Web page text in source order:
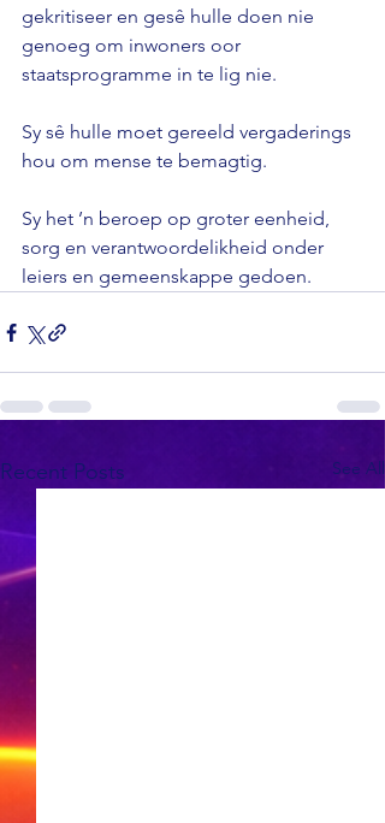
gekritiseer en gesê hulle doen nie
genoeg om inwoners oor
staatsprogramme in te lig nie.
Sy sê hulle moet gereeld vergaderings
hou om mense te bemagtig.
Sy het ’n beroep op groter eenheid,
sorg en verantwoordelikheid onder
leiers en gemeenskappe gedoen.
Recent Posts See All